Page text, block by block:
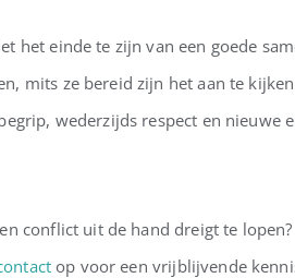
het einde te zijn van een goede
mits ze bereid zijn het aan te
wederzijds respect en nieuwe
conflict uit de hand dreigt te
op voor een vrijblijvende